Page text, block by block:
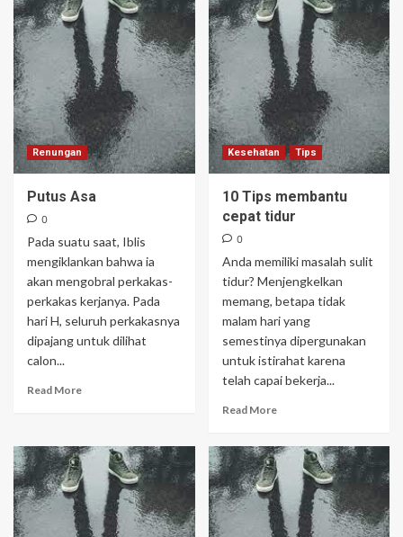
Renungan
Putus Asa
0
Pada suatu saat, Iblis
mengiklankan bahwa ia
akan mengobral perkakas-
perkakas kerjanya. Pada
hari H, seluruh perkakasnya
dipajang untuk dilihat
calon...
Read More
Kesehatan Tips
10 Tips membantu
cepat tidur
0
Anda memiliki masalah sulit
tidur? Menjengkelkan
memang, betapa tidak
malam hari yang
semestinya dipergunakan
untuk istirahat karena
telah capai bekerja...
Read More